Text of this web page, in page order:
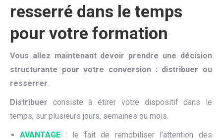
resserré dans le temps
pour votre formation
Vous allez maintenant devoir prendre une décision
structurante pour votre conversion : distribuer ou
resserrer.
Distribuer consiste à étirer votre dispositif dans le
temps, sur plusieurs jours, semaines ou mois.
AVANTAGE : le fait de remobiliser l’attention des